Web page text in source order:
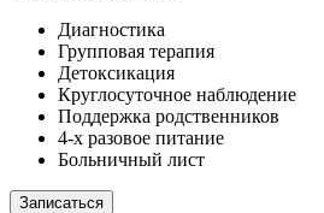
Диагностика
Групповая терапия
Детоксикация
Круглосуточное наблюдение
Поддержка родственников
4-х разовое питание
Больничный лист
Записаться